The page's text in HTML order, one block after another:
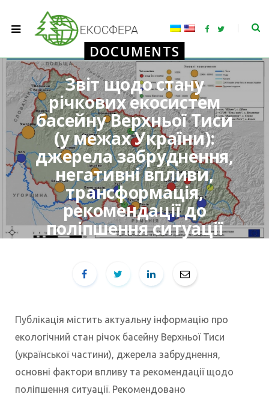
F
b
o
o
k
T
t
r
DOCUMENTS
Звіт щодо стану
річкових екосистем
басейну Верхньої Тиси
(у межах України):
джерела забруднення,
негативні впливи,
трансформація,
рекомендації до
поліпшення ситуації
Публікація містить актуальну інформацію про
екологічний стан річок басейну Верхньої Тиси
(української частини), джерела забруднення,
основні фактори впливу та рекомендації щодо
поліпшення ситуації. Рекомендовано